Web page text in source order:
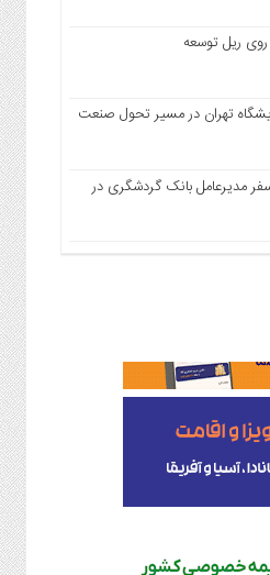
ریل توسعه
تهران در مسیر تحول صنعت
مدیرعامل بانک گردشگری در